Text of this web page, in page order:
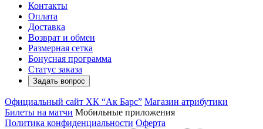
Контакты
Оплата
Доставка
Возврат и обмен
Размерная сетка
Бонусная программа
Статус заказа
Задать вопрос
Официальный сайт ХК “Ак Барс” Магазин атрибутики
Билеты на матчи Мобильные приложения
Политика конфиденциальности Оферта